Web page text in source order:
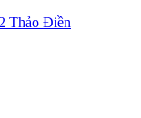
Thảo Điền